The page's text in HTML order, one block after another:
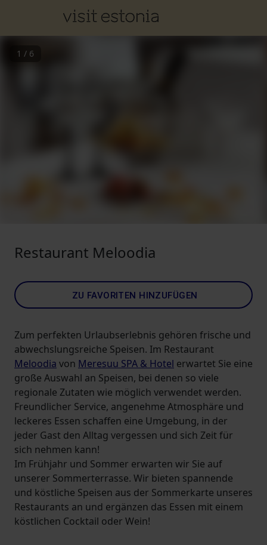
1 / 6
Restaurant Meloodia
ZU FAVORITEN HINZUFÜGEN
Zum perfekten Urlaubserlebnis gehören frische und
abwechslungsreiche Speisen. Im Restaurant
Meloodia von Meresuu SPA & Hotel erwartet Sie eine
große Auswahl an Speisen, bei denen so viele
regionale Zutaten wie möglich verwendet werden.
Freundlicher Service, angenehme Atmosphäre und
leckeres Essen schaffen eine Umgebung, in der
jeder Gast den Alltag vergessen und sich Zeit für
sich nehmen kann!
Im Frühjahr und Sommer erwarten wir Sie auf
unserer Sommerterrasse. Wir bieten spannende
und köstliche Speisen aus der Sommerkarte unseres
Restaurants an und ergänzen das Essen mit einem
köstlichen Cocktail oder Wein!